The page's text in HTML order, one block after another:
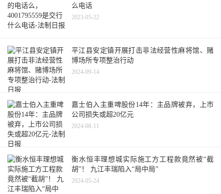
么电话
2023-05-22
平江县安定镇开展打击非法经营性麻将馆、赌
博场所专项整治行动
2024-09-14
嘉士伯入主重啤股份14年：主品牌被弃，上市
公司损失或超20亿元
2024-08-11
衡水恒丰理想城实际施工方工程款竟然被“截
胡”！ 九江丰瑞陷入“局中局”
2024-05-24